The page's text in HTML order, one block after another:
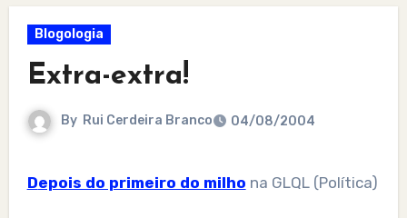
Blogologia
Extra-extra!
By Rui Cerdeira Branco 04/08/2004
Depois do primeiro do milho na GLQL (Política)